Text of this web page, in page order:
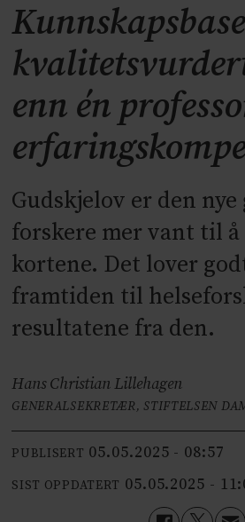
enn én
Gudskjelov er den
forskere mer vant til
kortene. Det lover
framtiden til
resultatene fra den.
Hans Christian Lillehagen
GENERALSEKRETÆR, STIFTELSEN
PUBLISERT 05.05.2025 - 08:57
SIST OPPDATERT 05.05.2025 -